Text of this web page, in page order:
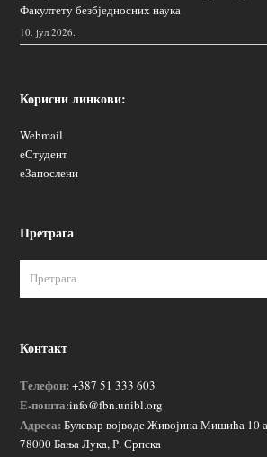
Факултету безбједносних наука
10. јул 2026.
Корисни линкови:
Webmail
еСтудент
еЗапослени
Претрага
Контакт
Телефон: +387 51 333 603
Е-пошта:info@fbn.unibl.org
Адреса: Булевар војводе Живојина Мишића 10
78000 Бања Лука, Р. Српска